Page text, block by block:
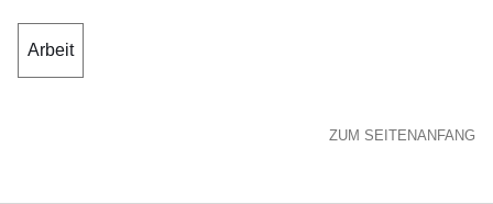
Arbeit
ZUM SEITENANFANG